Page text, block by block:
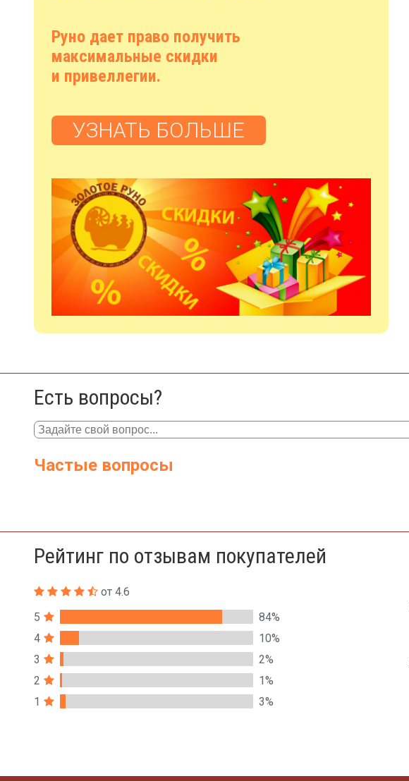
Руно дает право получить
максимальные скидки
и привеллегии.
УЗНАТЬ БОЛЬШЕ
Есть вопросы?
Частые вопросы
Рейтинг по отзывам покупателей
от 4.6
5
84%
4
10%
3
2%
2
1%
1
3%